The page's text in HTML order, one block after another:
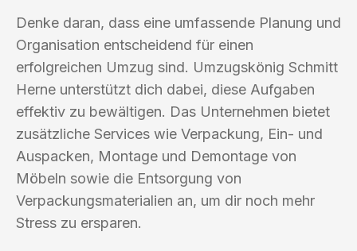
Denke daran, dass eine umfassende Planung und
Organisation entscheidend für einen
erfolgreichen Umzug sind. Umzugskönig Schmitt
Herne unterstützt dich dabei, diese Aufgaben
effektiv zu bewältigen. Das Unternehmen bietet
zusätzliche Services wie Verpackung, Ein- und
Auspacken, Montage und Demontage von
Möbeln sowie die Entsorgung von
Verpackungsmaterialien an, um dir noch mehr
Stress zu ersparen.